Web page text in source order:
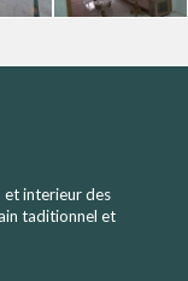
interieur des
taditionnel et